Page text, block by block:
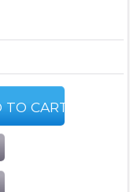
CART】